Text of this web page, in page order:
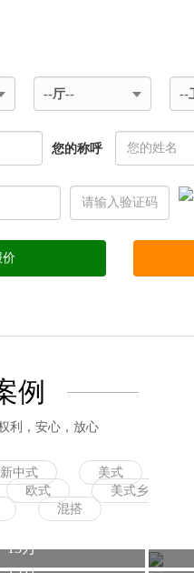
--厅-- --
您的称呼
价
例
利，安心，放心
新中式
美式
欧式
美式乡
混搭
万
万